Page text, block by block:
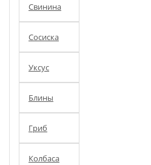
Свинина
Сосиска
Уксус
Блины
Гриб
Колбаса